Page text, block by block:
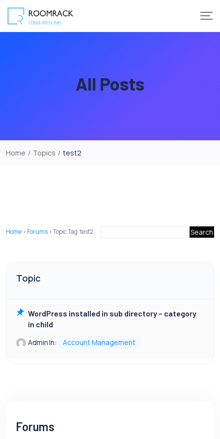
Skip
content
All Posts
Home / Topics / test2
Home › Forums ›Topic Tag: test2
Topic
WordPress installed in sub directory – category
in child
AdminIn: Account Management
Forums